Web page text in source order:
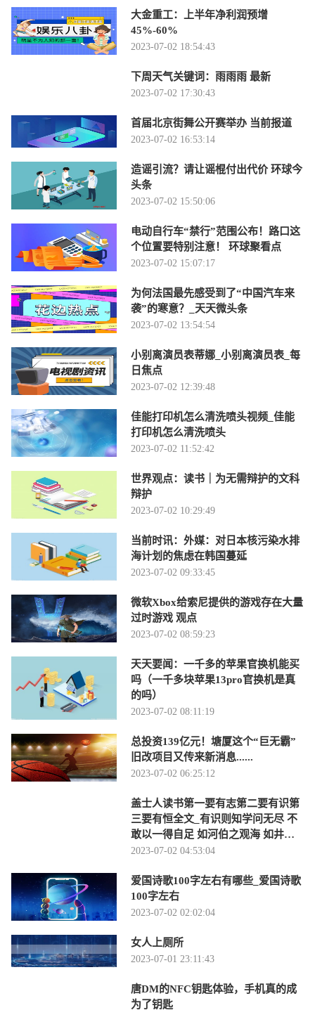
大金重工：上半年净利润预增
45%-60%
2023-07-02 18:54:43
下周天气关键词：雨雨雨 最新
2023-07-02 17:30:43
首届北京街舞公开赛举办 当前报道
2023-07-02 16:53:14
造谣引流？请让谣棍付出代价 环球今
头条
2023-07-02 15:50:06
电动自行车“禁行”范围公布！路口这
个位置要特别注意！ 环球聚看点
2023-07-02 15:07:17
为何法国最先感受到了“中国汽车来
袭”的寒意？_天天微头条
2023-07-02 13:54:54
小别离演员表蒂娜_小别离演员表_每
日焦点
2023-07-02 12:39:48
佳能打印机怎么清洗喷头视频_佳能
打印机怎么清洗喷头
2023-07-02 11:52:42
世界观点：读书｜为无需辩护的文科
辩护
2023-07-02 10:29:49
当前时讯：外媒：对日本核污染水排
海计划的焦虑在韩国蔓延
2023-07-02 09:33:45
微软Xbox给索尼提供的游戏存在大量
过时游戏 观点
2023-07-02 08:59:23
天天要闻：一千多的苹果官换机能买
吗（一千多块苹果13pro官换机是真
的吗）
2023-07-02 08:11:19
总投资139亿元！塘厦这个“巨无霸”
旧改项目又传来新消息......
2023-07-02 06:25:12
盖士人读书第一要有志第二要有识第
三要有恒全文_有识则知学问无尽 不
敢以一得自足 如河伯之观海 如井蛙
之窥天 皆-当前时讯
2023-07-02 04:53:04
爱国诗歌100字左右有哪些_爱国诗歌
100字左右
2023-07-02 02:02:04
女人上厕所
2023-07-01 23:11:43
唐DM的NFC钥匙体验，手机真的成
为了钥匙